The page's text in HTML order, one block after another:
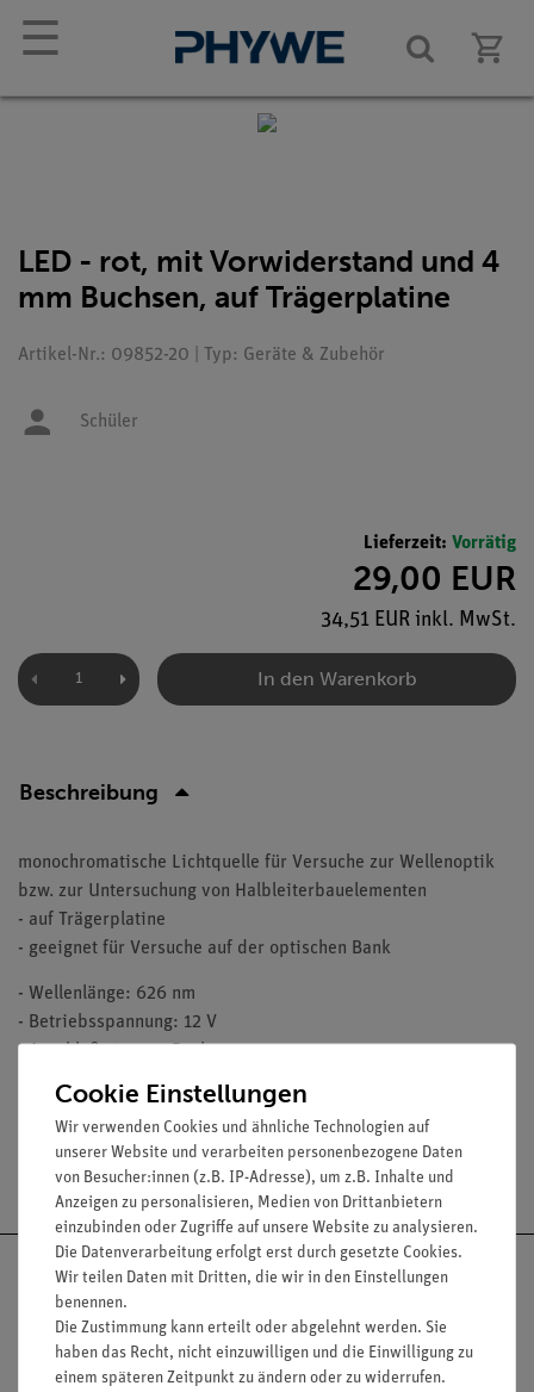
☰
LED - rot, mit Vorwiderstand und 4
mm Buchsen, auf Trägerplatine
Artikel-Nr.: 09852-20 | Typ: Geräte & Zubehör
Schüler
Lieferzeit: Vorrätig
29,00 EUR
34,51 EUR inkl. MwSt.
In den Warenkorb
Beschreibung
monochromatische Lichtquelle für Versuche zur Wellenoptik
bzw. zur Untersuchung von Halbleiterbauelementen
- auf Trägerplatine
- geeignet für Versuche auf der optischen Bank
- Wellenlänge: 626 nm
- Betriebsspannung: 12 V
- Anschluß: 24-mm-Buchse
Versandkostenfrei ab 300,- €
Nach oben
Cookie Einstellungen
Wir verwenden Cookies und ähnliche Technologien auf
unserer Website und verarbeiten personenbezogene Daten
von Besucher:innen (z.B. IP-Adresse), um z.B. Inhalte und
Anzeigen zu personalisieren, Medien von Drittanbietern
einzubinden oder Zugriffe auf unsere Website zu analysieren.
Die Datenverarbeitung erfolgt erst durch gesetzte Cookies.
Wir teilen Daten mit Dritten, die wir in den Einstellungen
benennen.
Die Zustimmung kann erteilt oder abgelehnt werden. Sie
haben das Recht, nicht einzuwilligen und die Einwilligung zu
einem späteren Zeitpunkt zu ändern oder zu widerrufen.